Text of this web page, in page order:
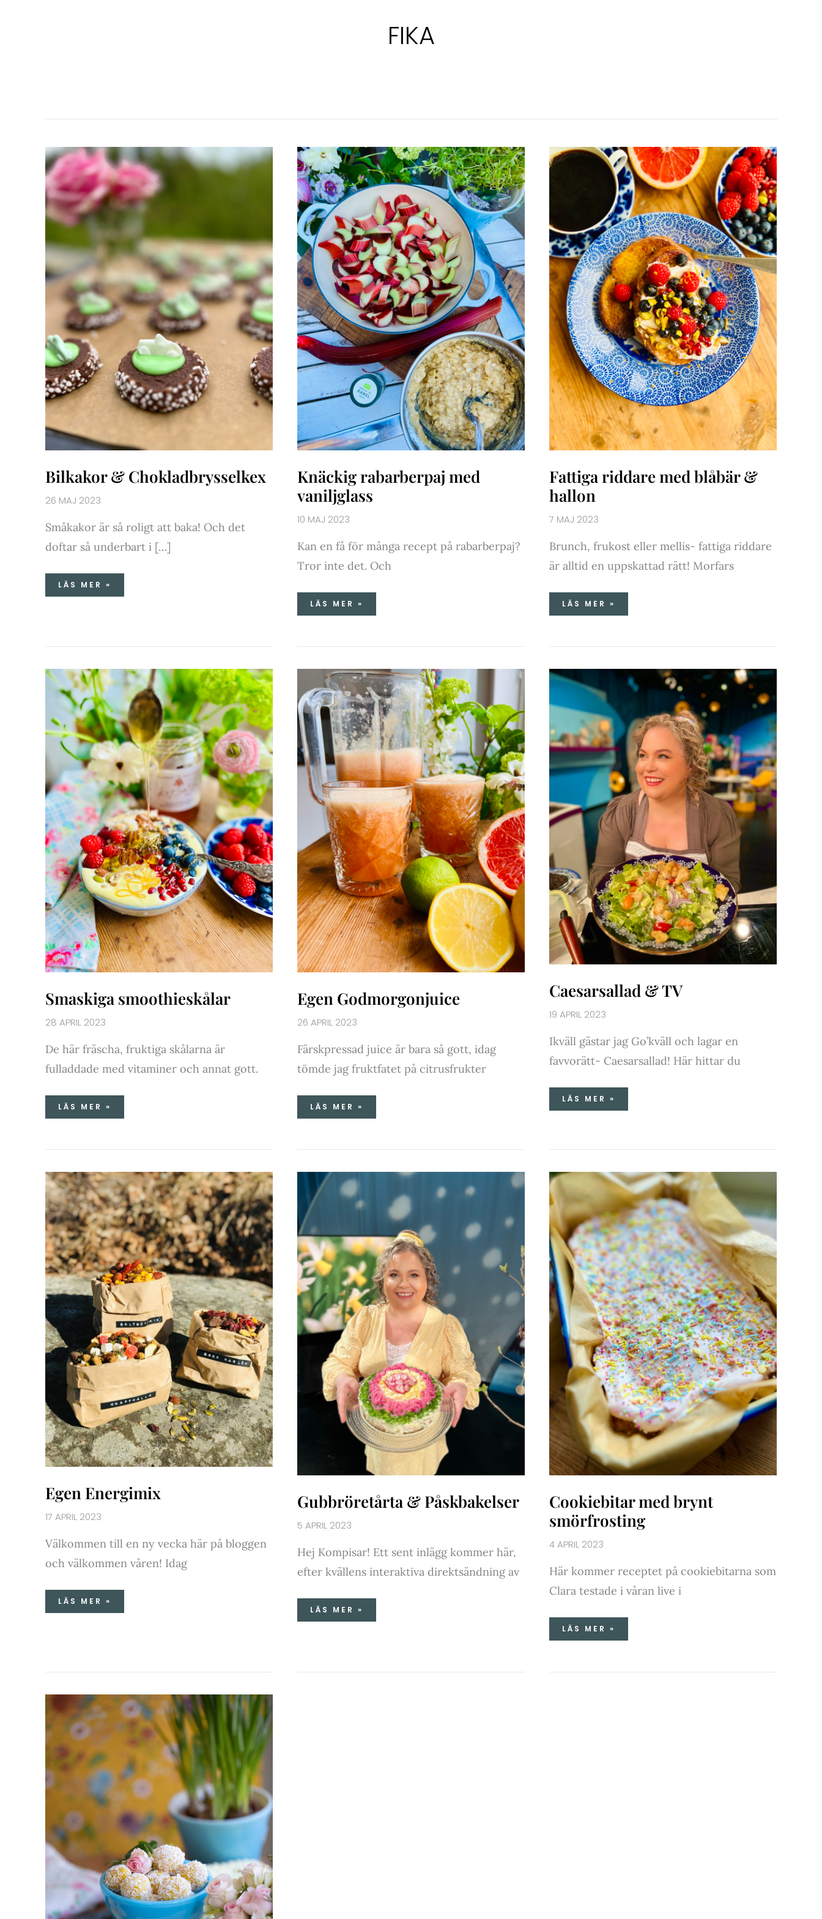
FIKA
Bilkakor & Chokladbrysselkex
26 MAJ 2023
Småkakor är så roligt att baka! Och det
doftar så underbart i […]
BILKAKOR
&
CHOKLADBRYSSELKEX
LÄS MER »
Knäckig rabarberpaj med
vaniljglass
10 MAJ 2023
Kan en få för många recept på rabarberpaj?
Tror inte det. Och
KNÄCKIG
RABARBERPAJ
MED
VANILJGLASS
LÄS MER »
Fattiga riddare med blåbär &
hallon
7 MAJ 2023
Brunch, frukost eller mellis- fattiga riddare
är alltid en uppskattad rätt! Morfars
FATTIGA
RIDDARE
LÄS MER »
Smaskiga smoothieskålar
28 APRIL 2023
De här fräscha, fruktiga skålarna är
fulladdade med vitaminer och annat gott.
SMASKIGA
SMOOTHIESKÅLAR
LÄS MER »
Egen Godmorgonjuice
26 APRIL 2023
Färskpressad juice är bara så gott, idag
tömde jag fruktfatet på citrusfrukter
EGEN
GODMORGONJUICE
LÄS MER »
Caesarsallad & TV
19 APRIL 2023
Ikväll gästar jag Go’kväll och lagar en
favvorätt- Caesarsallad! Här hittar du
CAESARSALLAD
&
TV
LÄS MER »
Egen Energimix
17 APRIL 2023
Välkommen till en ny vecka här på bloggen
och välkommen våren! Idag
EGEN
ENERGIMIX
LÄS MER »
Gubbröretårta & Påskbakelser
5 APRIL 2023
Hej Kompisar! Ett sent inlägg kommer här,
efter kvällens interaktiva direktsändning av
GUBBRÖRETÅRTA
PÅSKBAKELSER
LÄS MER »
Cookiebitar med brynt
smörfrosting
4 APRIL 2023
Här kommer receptet på cookiebitarna som
Clara testade i våran live i
COOKIEBITAR
BRYNT
SMÖRFROSTING
LÄS MER »
CITRON-
KOKOSBRIGADEIROS